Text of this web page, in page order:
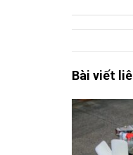
Bài viết